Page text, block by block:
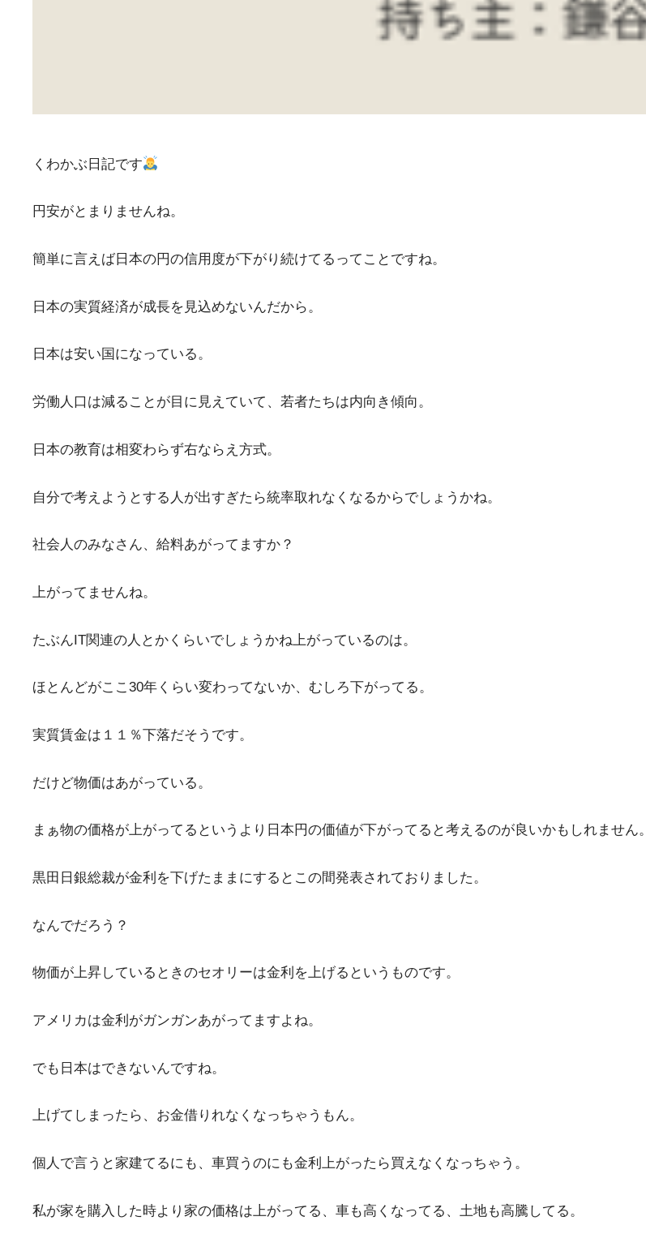
くわかぶ日記です
円安がとまりませんね。
簡単に言えば日本の円の信用度が下がり続けてるってことですね。
日本の実質経済が成長を見込めないんだから。
日本は安い国になっている。
労働人口は減ることが目に見えていて、若者たちは内向き傾向。
日本の教育は相変わらず右ならえ方式。
自分で考えようとする人が出すぎたら統率取れなくなるからでしょうかね。
社会人のみなさん、給料あがってますか？
上がってませんね。
たぶんIT関連の人とかくらいでしょうかね上がっているのは。
ほとんどがここ30年くらい変わってないか、むしろ下がってる。
実質賃金は１１％下落だそうです。
だけど物価はあがっている。
まぁ物の価格が上がってるというより日本円の価値が下がってると考えるのが良いかもしれません。
黒田日銀総裁が金利を下げたままにするとこの間発表されておりました。
なんでだろう？
物価が上昇しているときのセオリーは金利を上げるというものです。
アメリカは金利がガンガンあがってますよね。
でも日本はできないんですね。
上げてしまったら、お金借りれなくなっちゃうもん。
個人で言うと家建てるにも、車買うのにも金利上がったら買えなくなっちゃう。
私が家を購入した時より家の価格は上がってる、車も高くなってる、土地も高騰してる。